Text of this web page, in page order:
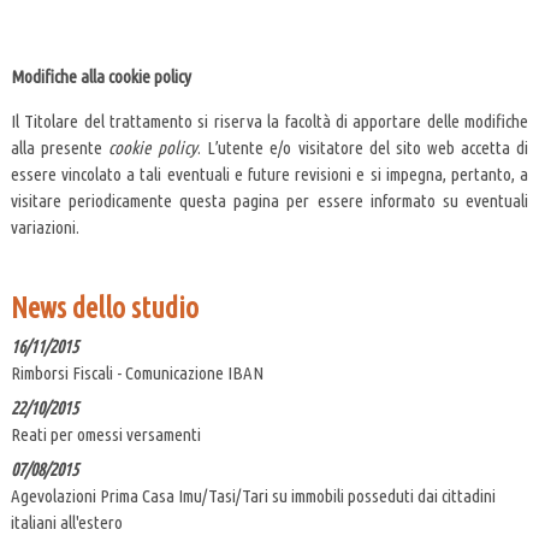
Modifiche alla cookie policy
Il Titolare del trattamento si riserva la facoltà di apportare delle modifiche
alla presente cookie policy. L’utente e/o visitatore del sito web accetta di
essere vincolato a tali eventuali e future revisioni e si impegna, pertanto, a
visitare periodicamente questa pagina per essere informato su eventuali
variazioni.
News dello studio
16/11/2015
Rimborsi Fiscali - Comunicazione IBAN
22/10/2015
Reati per omessi versamenti
07/08/2015
Agevolazioni Prima Casa Imu/Tasi/Tari su immobili posseduti dai cittadini
italiani all'estero